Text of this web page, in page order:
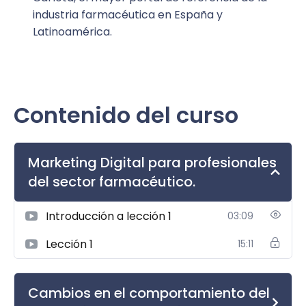
Funnel de conversión.
Canales y herramientas digitales:
Webs corporativas y de producto.
SEO y SEM
Redes sociales para salud (Instagram, LinkedIn,
TikTok, etc.).
Email marketing y marketing automation.
Paid Media en motores de búsqueda y redes
sociales (con límites legales).
industria farmacéutica en España y
Latinoamérica.
Contenido del curso
Marketing Digital para profesionales
del sector farmacéutico.
Introducción a lección 1 03:09
Lección 1 15:11
Cambios en el comportamiento del